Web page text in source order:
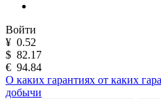
Войти
¥ 0.52
$ 82.17
€ 94.84
О каких гарантиях от каких
добычи